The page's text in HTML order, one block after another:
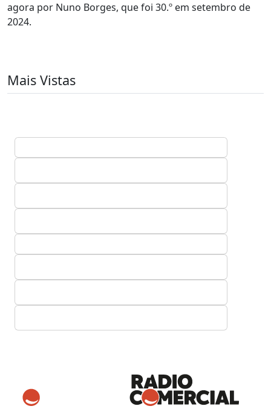
agora por Nuno Borges, que foi 30.º em setembro de
2024.
Mais Vistas